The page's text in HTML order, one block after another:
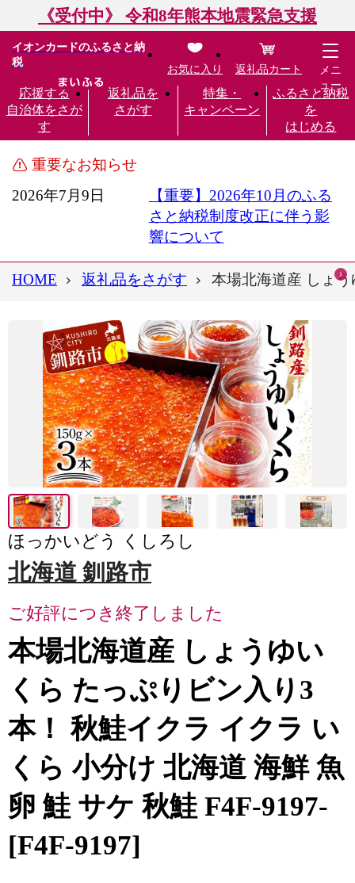
《受付中》 令和8年熊本地震緊急支援
イオンカードのふるさと納
税
応援する
自治体をさが
す
返礼品を
さがす
特集・
キャンペーン
ふるさと納税
を
はじめる
お気に入り 返礼品カート
メニ
ュー
重要なお知らせ
2026年7月9日
【重要】2026年10月のふる
さと納税制度改正に伴う影
響について
HOME 返礼品をさがす 本場北海道産 しょ
ほっかいどう くしろし
北海道 釧路市
ご好評につき終了しました
本場北海道産 しょうゆい
くら たっぷりビン入り3
本！ 秋鮭イクラ イクラ い
くら 小分け 北海道 海鮮 魚
卵 鮭 サケ 秋鮭 F4F-9197-
[F4F-9197]